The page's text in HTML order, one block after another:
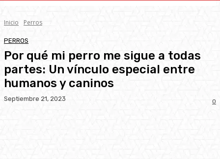
Inicio Perros
PERROS
Por qué mi perro me sigue a todas
partes: Un vínculo especial entre
humanos y caninos
Septiembre 21, 2023 0